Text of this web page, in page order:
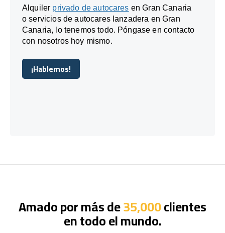
Alquiler privado de autocares en Gran Canaria
o servicios de autocares lanzadera en Gran
Canaria, lo tenemos todo. Póngase en contacto
con nosotros hoy mismo.
¡Hablemos!
¡Hablemos!
Amado por más de35,000clientes
en todo el mundo.